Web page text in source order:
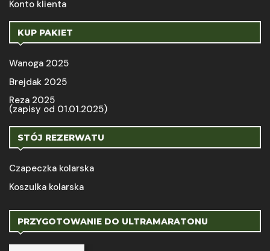
Konto klienta
KUP PAKIET
Wanoga 2025
Brejdak 2025
Reza 2025
(zapisy od 01.01.2025)
STÓJ REZERWATU
Czapeczka kolarska
Koszulka kolarska
PRZYGOTOWANIE DO ULTRAMARATONU